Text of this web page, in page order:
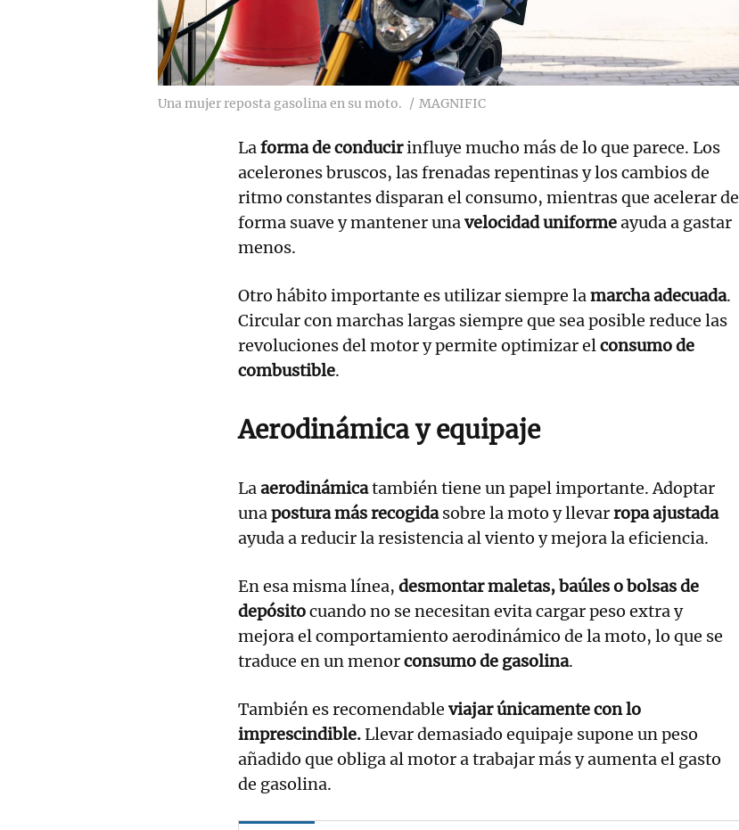
Una mujer reposta gasolina en su moto. MAGNIFIC
Laforma de conducirinfluye mucho más de lo que parece. Los
acelerones bruscos, las frenadas repentinas y los cambios de
ritmo constantes disparan el consumo, mientras que acelerar de
forma suave y mantener unavelocidad uniformeayuda a gastar
menos.
Otro hábito importante es utilizar siempre lamarcha adecuada.
Circular con marchas largas siempre que sea posible reduce las
revoluciones del motor y permite optimizar elconsumo de
combustible.
Aerodinámica y equipaje
Laaerodinámicatambién tiene un papel importante. Adoptar
unapostura más recogidasobre la moto y llevarropa ajustada
ayuda a reducir la resistencia al viento y mejora la eficiencia.
En esa misma línea, desmontar maletas, baúles o bolsas de
depósitocuando no se necesitan evita cargar peso extra y
mejora el comportamiento aerodinámico de la moto, lo que se
traduce en un menorconsumo de gasolina.
También es recomendable viajar únicamente con lo
imprescindible.Llevar demasiado equipaje supone un peso
añadido que obliga al motor a trabajar más y aumenta el gasto
de gasolina.